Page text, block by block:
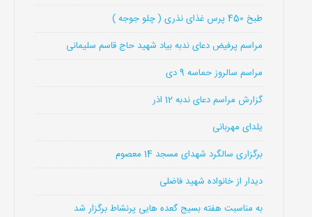
طبخ 450 پرس غذای نذری ( چلو جوجه )
مراسم پرفیض دعای ندبه بیاد شهید حاج قاسم سلیمانی
مراسم سالروز حماسه 9 دی
گزارش مراسم دعای ندبه 12 اذر
یلدای مهربانی
برگزاری سالگرد شهدای مسجد 14 معصوم
دیدار از خانواده شهید فاضلی
به مناسبت هفته بسیج گعده هایی پرنشاط برگزار شد